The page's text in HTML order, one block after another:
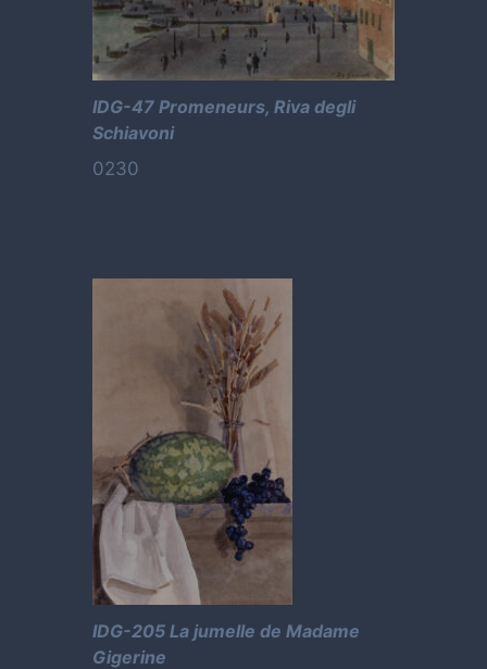
IDG-47 Promeneurs, Riva degli
Schiavoni
0230
IDG-205 La jumelle de Madame
Gigerine